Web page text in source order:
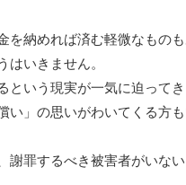
を納めれば済む軽微なもの
いきません。
という現実が一気に迫ってき
い」の思いがわいてくる方
謝罪するべき被害者がいな